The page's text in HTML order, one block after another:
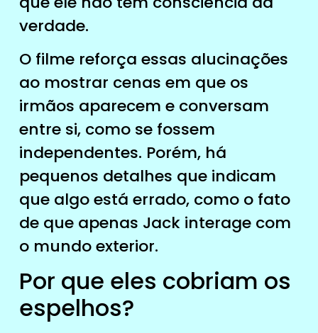
verdade.
O filme reforça essas alucinações
ao mostrar cenas em que os
irmãos aparecem e conversam
entre si, como se fossem
independentes. Porém, há
pequenos detalhes que indicam
que algo está errado, como o fato
de que apenas Jack interage com
o mundo exterior.
Por que eles cobriam os
espelhos?